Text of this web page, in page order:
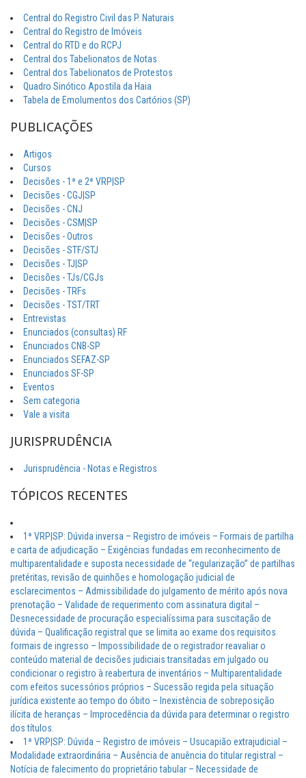
Central do Registro Civil das P. Naturais
Central do Registro de Imóveis
Central do RTD e do RCPJ
Central dos Tabelionatos de Notas
Central dos Tabelionatos de Protestos
Quadro Sinótico Apostila da Haia
Tabela de Emolumentos dos Cartórios (SP)
PUBLICAÇÕES
Artigos
Cursos
Decisões - 1ª e 2ª VRP|SP
Decisões - CGJ|SP
Decisões - CNJ
Decisões - CSM|SP
Decisões - Outros
Decisões - STF/STJ
Decisões - TJ|SP
Decisões - TJs/CGJs
Decisões - TRFs
Decisões - TST/TRT
Entrevistas
Enunciados (consultas) RF
Enunciados CNB-SP
Enunciados SEFAZ-SP
Enunciados SF-SP
Eventos
Sem categoria
Vale a visita
JURISPRUDÊNCIA
Jurisprudência - Notas e Registros
TÓPICOS RECENTES
1ª VRP|SP: Dúvida inversa – Registro de imóveis – Formais de partilha
e carta de adjudicação – Exigências fundadas em reconhecimento de
multiparentalidade e suposta necessidade de “regularização” de partilhas
pretéritas, revisão de quinhões e homologação judicial de
esclarecimentos – Admissibilidade do julgamento de mérito após nova
prenotação – Validade de requerimento com assinatura digital –
Desnecessidade de procuração especialíssima para suscitação de
dúvida – Qualificação registral que se limita ao exame dos requisitos
formais de ingresso – Impossibilidade de o registrador reavaliar o
conteúdo material de decisões judiciais transitadas em julgado ou
condicionar o registro à reabertura de inventários – Multiparentalidade
com efeitos sucessórios próprios – Sucessão regida pela situação
jurídica existente ao tempo do óbito – Inexistência de sobreposição
ilícita de heranças – Improcedência da dúvida para determinar o registro
dos títulos.
1ª VRP|SP: Dúvida – Registro de imóveis – Usucapião extrajudicial –
Modalidade extraordinária – Ausência de anuência do titular registral –
Notícia de falecimento do proprietário tabular – Necessidade de